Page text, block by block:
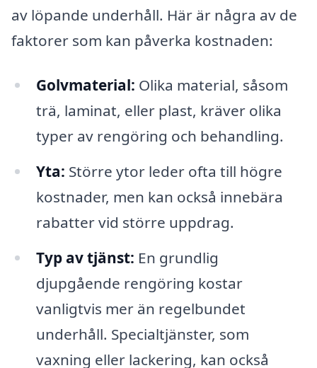
av löpande underhåll. Här är några av de
faktorer som kan påverka kostnaden:
Golvmaterial: Olika material, såsom
trä, laminat, eller plast, kräver olika
typer av rengöring och behandling.
Yta: Större ytor leder ofta till högre
kostnader, men kan också innebära
rabatter vid större uppdrag.
Typ av tjänst: En grundlig
djupgående rengöring kostar
vanligtvis mer än regelbundet
underhåll. Specialtjänster, som
vaxning eller lackering, kan också